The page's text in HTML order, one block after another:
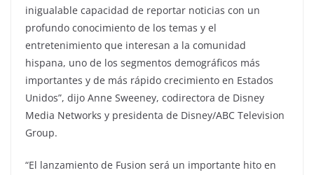
inigualable capacidad de reportar noticias con un
profundo conocimiento de los temas y el
entretenimiento que interesan a la comunidad
hispana, uno de los segmentos demográficos más
importantes y de más rápido crecimiento en Estados
Unidos”, dijo Anne Sweeney, codirectora de Disney
Media Networks y presidenta de Disney/ABC Television
Group.
“El lanzamiento de Fusion será un importante hito en